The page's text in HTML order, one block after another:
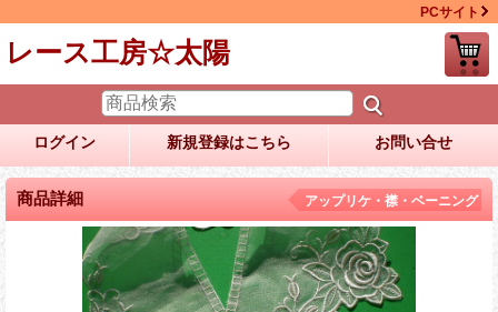
PCサイト
レース工房☆太陽
ログイン 新規登録はこちら お問い合せ
商品詳細 アップリケ・襟・ベーニング